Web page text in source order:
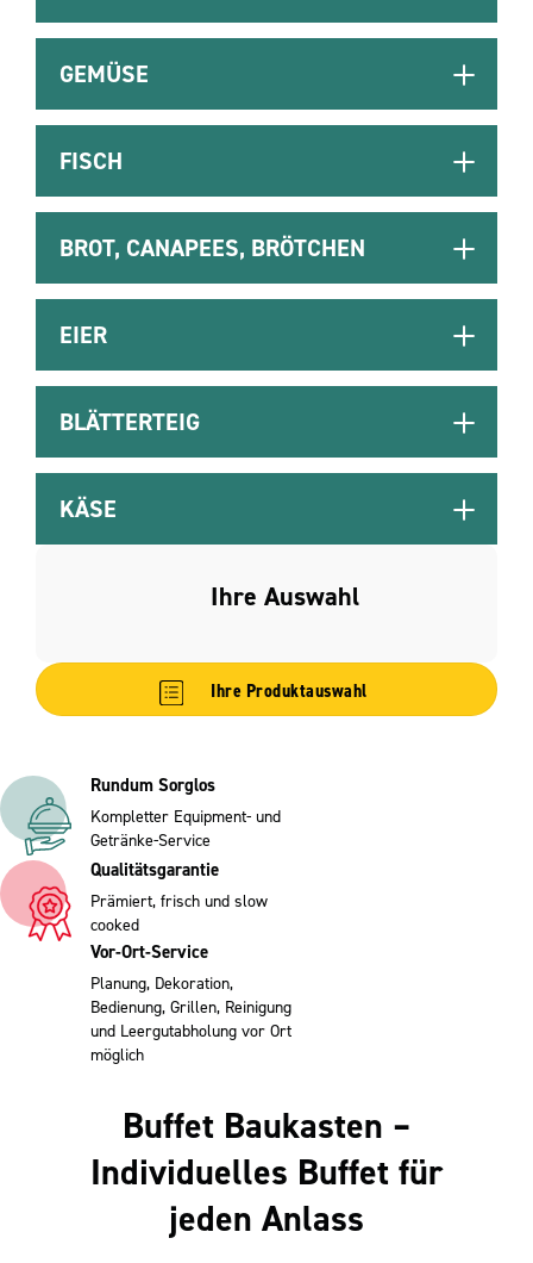
GEMÜSE
FISCH
BROT, CANAPEES, BRÖTCHEN
EIER
BLÄTTERTEIG
KÄSE
Ihre Auswahl
Ihre Produktauswahl
Rundum Sorglos
Kompletter Equipment- und
Getränke-Service
Qualitätsgarantie
Prämiert, frisch und slow
cooked
Vor-Ort-Service
Planung, Dekoration,
Bedienung, Grillen, Reinigung
und Leergutabholung vor Ort
möglich
Buffet Baukasten –
Individuelles Buffet für
jeden Anlass